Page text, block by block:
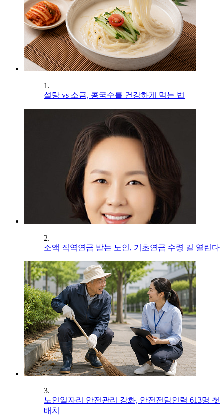
1.
설탕 vs 소금, 콩국수를 건강하게 먹는 법
2.
소액 직역연금 받는 노인, 기초연금 수령 길 열린다
3.
노인일자리 안전관리 강화, 안전전담인력 613명 첫
배치